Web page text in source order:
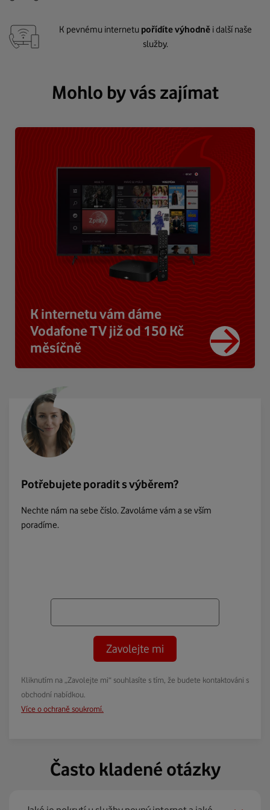
K pevnému internetu pořídíte výhodně i další naše
služby.
Mohlo by vás zajímat
K internetu vám dáme
Vodafone TV již od 150 Kč
měsíčně
Potřebujete poradit s výběrem?
Nechte nám na sebe číslo. Zavoláme vám a se vším
poradíme.
Zavolejte mi
Kliknutím na „Zavolejte mi“ souhlasíte s tím, že budete kontaktováni s
obchodní nabídkou.
Více o ochraně soukromí.
Často kladené otázky